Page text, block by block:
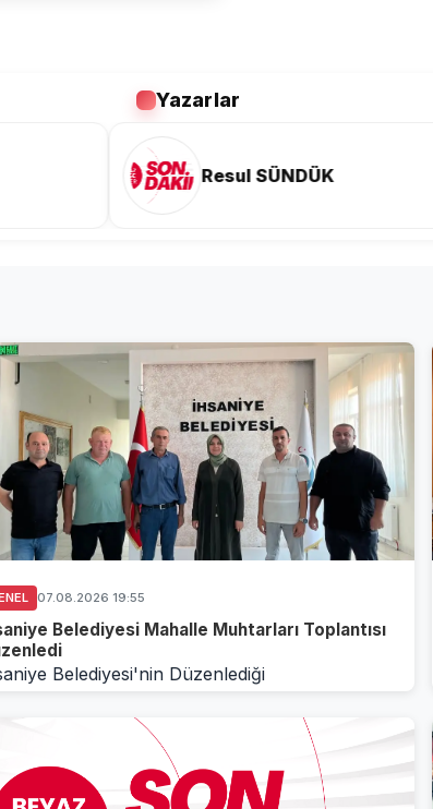
Yazarlar
Taha ULUSOY
07.08.2026 19:55
Belediyesi Mahalle Muhtarları Toplantısı
Belediyesi'nin Düzenlediği
göre, B...